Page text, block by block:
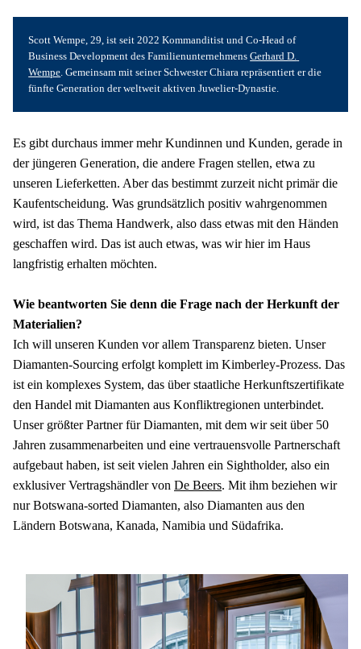
Scott Wempe, 29, ist seit 2022 Kommanditist und Co-Head of
Business Development des Familienunternehmens Gerhard D.
Wempe. Gemeinsam mit seiner Schwester Chiara repräsentiert er die
fünfte Generation der weltweit aktiven Juwelier-Dynastie.
Es gibt durchaus immer mehr Kundinnen und Kunden, gerade in
der jüngeren Generation, die andere Fragen stellen, etwa zu
unseren Lieferketten. Aber das bestimmt zurzeit nicht primär die
Kaufentscheidung. Was grundsätzlich positiv wahrgenommen
wird, ist das Thema Handwerk, also dass etwas mit den Händen
geschaffen wird. Das ist auch etwas, was wir hier im Haus
langfristig erhalten möchten.
Wie beantworten Sie denn die Frage nach der Herkunft der
Materialien?
Ich will unseren Kunden vor allem Transparenz bieten. Unser
Diamanten-Sourcing erfolgt komplett im Kimberley-Prozess. Das
ist ein komplexes System, das über staatliche Herkunftszertifikate
den Handel mit Diamanten aus Konfliktregionen unterbindet.
Unser größter Partner für Diamanten, mit dem wir seit über 50
Jahren zusammenarbeiten und eine vertrauensvolle Partnerschaft
aufgebaut haben, ist seit vielen Jahren ein Sightholder, also ein
exklusiver Vertragshändler von De Beers. Mit ihm beziehen wir
nur Botswana-sorted Diamanten, also Diamanten aus den
Ländern Botswana, Kanada, Namibia und Südafrika.